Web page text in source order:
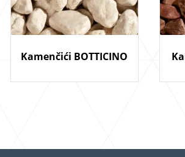
Kamenčići BOTTICINO